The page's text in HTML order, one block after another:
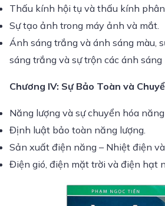
Thấu kính hội tụ và thấu kính
Sự tạo ảnh trong máy ảnh và mắt.
Ánh sáng trắng và ánh sáng màu,
sáng trắng và sự trộn các ánh sáng
Chương IV: Sự Bảo Toàn và
Năng lượng và sự chuyển hóa
Định luật bảo toàn năng lượng.
Sản xuất điện năng – Nhiệt điện
Điện gió, điện mặt trời và điện hạt